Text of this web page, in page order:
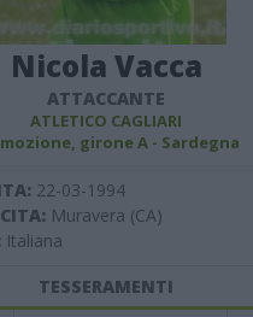
Nicola Vacca
ATTACCANTE
ATLETICO CAGLIARI
girone A - Sardegna
22-03-1994
Muravera (CA)
Italiana
TESSERAMENTI